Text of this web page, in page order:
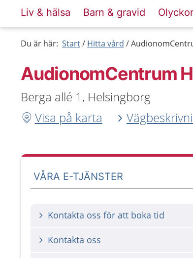
Liv & hälsa Barn & gravid
Du är här: Start Hitta vård
AudionomCentrum
Berga allé 1, Helsingborg
Visa på karta
VÅRA E-TJÄNSTER
Kontakta oss för att boka tid
Kontakta oss